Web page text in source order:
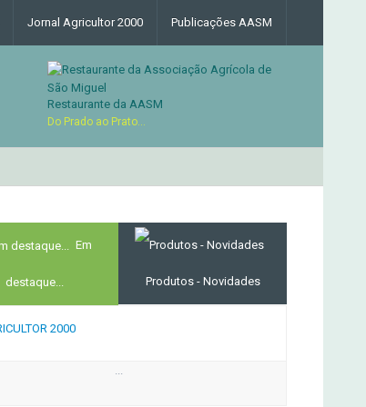
Jornal Agricultor 2000 Publicações AASM
Restaurante da AASM
Do Prado ao Prato...
Em
destaque... Produtos - Novidades